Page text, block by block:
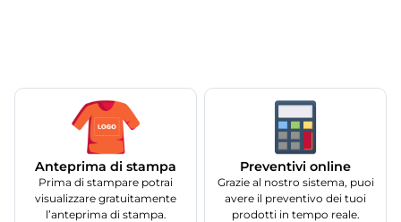
Anteprima di stampa
Prima di stampare potrai
visualizzare gratuitamente
l’anteprima di stampa.
Preventivi online
Grazie al nostro sistema, puoi
avere il preventivo dei tuoi
prodotti in tempo reale.